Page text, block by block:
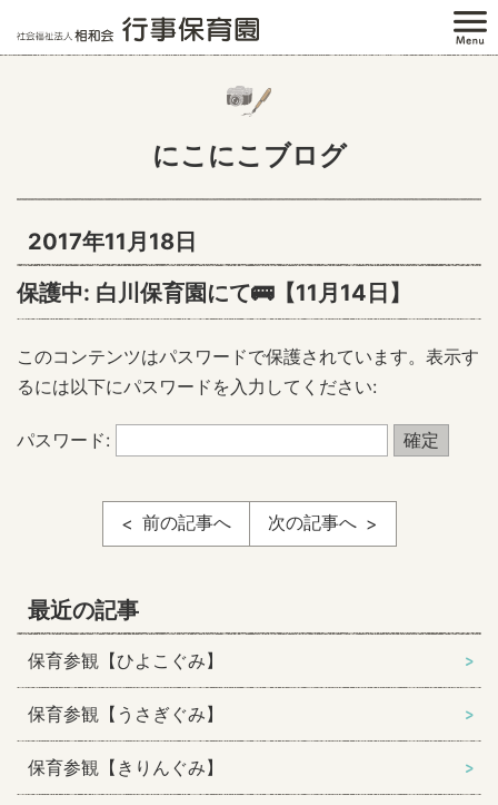
にこにこブログ
2017年11月18日
保護中: 白川保育園にて🚌【11月14日】
このコンテンツはパスワードで保護されています。表示す
るには以下にパスワードを入力してください:
パスワード:
前の記事へ 次の記事へ
最近の記事
保育参観【ひよこぐみ】
保育参観【うさぎぐみ】
保育参観【きりんぐみ】